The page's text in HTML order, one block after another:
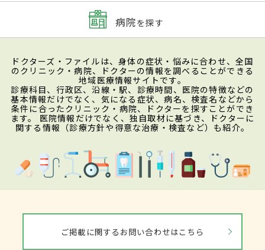
病院を探す
ドクターズ・ファイルは、身体の症状・悩みに合わせ、全国
のクリニック・病院、ドクターの情報を調べることができる
地域医療情報サイトです。
診療科目、行政区、沿線・駅、診療時間、医院の特徴などの
基本情報だけでなく、気になる症状、病名、検査名などから
条件に合ったクリニック・病院、ドクターを探すことができ
ます。 医院情報だけでなく、独自取材に基づき、ドクターに
関する情報（診療方針や得意な治療・検査など）も紹介。
ご掲載に関するお問い合わせはこちら